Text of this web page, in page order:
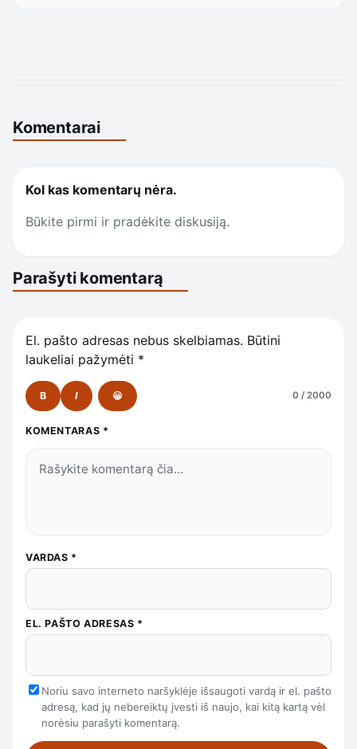
Komentarai
Kol kas komentarų nėra.
Būkite pirmi ir pradėkite diskusiją.
Parašyti komentarą
El. pašto adresas nebus skelbiamas. Būtini
laukeliai pažymėti *
B I 😀 0 / 2000
KOMENTARAS *
VARDAS *
EL. PAŠTO ADRESAS *
Noriu savo interneto naršyklėje išsaugoti vardą ir el. pašto
adresą, kad jų nebereiktų įvesti iš naujo, kai kitą kartą vėl
norėsiu parašyti komentarą.